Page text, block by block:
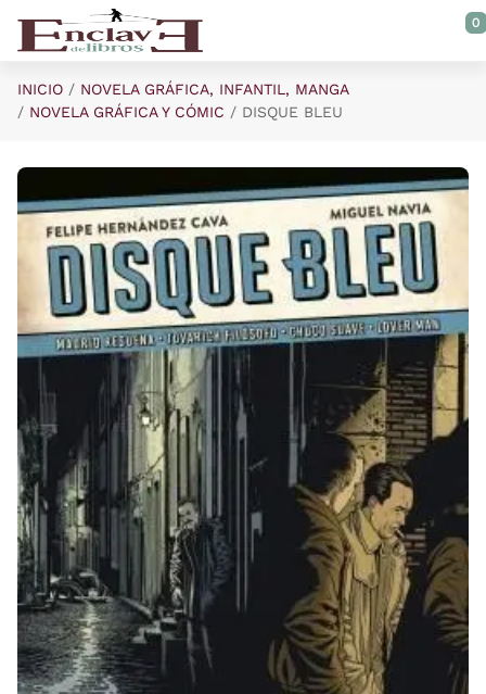
Saltar al contenido principal
0
INICIO
NOVELA GRÁFICA, INFANTIL, MANGA
NOVELA GRÁFICA Y CÓMIC
DISQUE BLEU